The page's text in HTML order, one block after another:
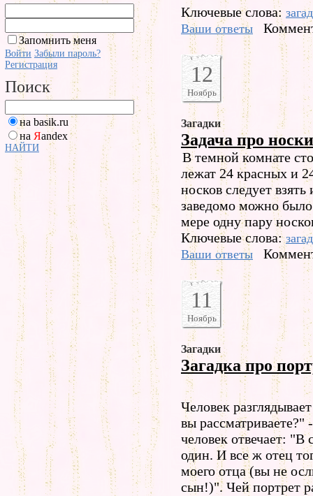
Запомнить меня
Войти Забыли пароль?
Регистрация
Поиск
на basik.ru
на Яandex
НАЙТИ
Ключевые слова:
Ваши ответы
12
Ноябрь
Загадки
Задача про носки
В темной комнате
лежат 24 красных и
носков следует
заведомо можно
мере одну пару
Ключевые слова:
Ваши ответы
11
Ноябрь
Загадки
Загадка про
Человек
вы
человек отвечает: "В
один. И все ж отец
моего отца (вы не
сын!)". Чей портрет